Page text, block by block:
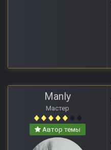
Manly
Мастер
Автор темы